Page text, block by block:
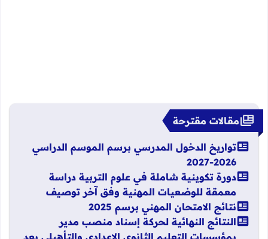
مقالات مقترحة
تواريخ الدخول المدرسي برسم الموسم الدراسي
2026-2027
دورة تكوينية شاملة في علوم التربية دراسة
معمقة للوضعيات المهنية وفق آخر توصيف
نتائج الامتحان المهني برسم 2025
النتائج النهائية لحركة إسناد منصب مدير
بمؤسسات التعليم الثانوي الإعدادي والتأهيلي بعد